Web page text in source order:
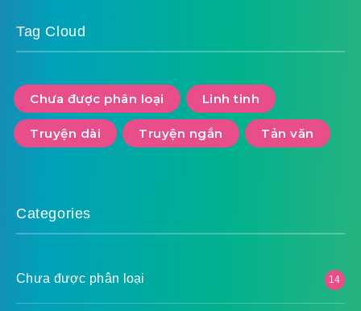
Tag Cloud
Chưa được phân loại Linh tinh
Truyện dài Truyện ngắn Tản văn
Categories
Chưa được phân loại 14